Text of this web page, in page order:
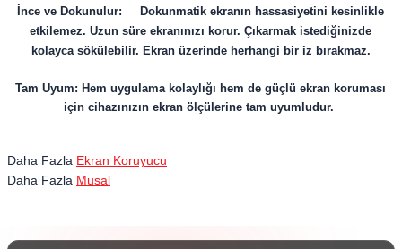
İnce ve Dokunulur: Dokunmatik ekranın hassasiyetini kesinlikle
etkilemez. Uzun süre ekranınızı korur. Çıkarmak istediğinizde
kolayca sökülebilir. Ekran üzerinde herhangi bir iz bırakmaz.
Tam Uyum: Hem uygulama kolaylığı hem de güçlü ekran koruması
için cihazınızın ekran ölçülerine tam uyumludur.
Daha Fazla Ekran Koruyucu
Daha Fazla Musal